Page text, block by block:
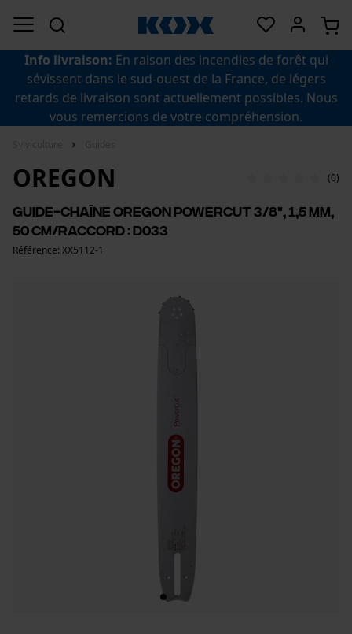
Info livraison: En raison des incendies de forêt qui
sévissent dans le sud-ouest de la France, de légers
retards de livraison sont actuellement possibles. Nous
vous remercions de votre compréhension.
OREGON (0)
Guide-chaîne Oregon PowerCut 3/8", 1,5 mm,
50 cm/raccord : D033
Référence: XX5112-1